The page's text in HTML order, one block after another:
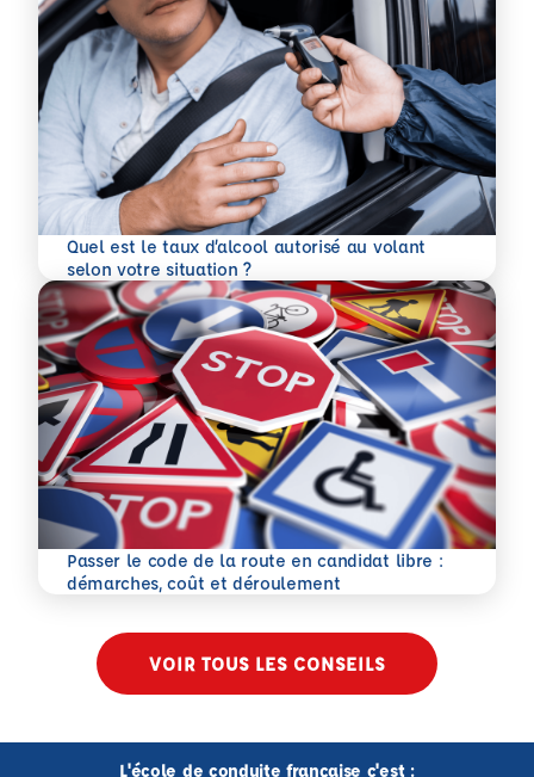
Quel est le taux d’alcool autorisé au volant
selon votre situation ?
En savoir plus
Passer le code de la route en candidat libre :
démarches, coût et déroulement
En savoir plus
VOIR TOUS LES CONSEILS
L'école de conduite française c'est :